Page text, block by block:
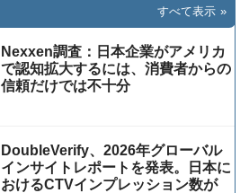
すべて表示
Nexxen調査：日本企業がアメリカ
で認知拡大するには、消費者からの
信頼だけでは不十分
DoubleVerify、2026年グローバル
インサイトレポートを発表。日本に
おけるCTVインプレッション数が